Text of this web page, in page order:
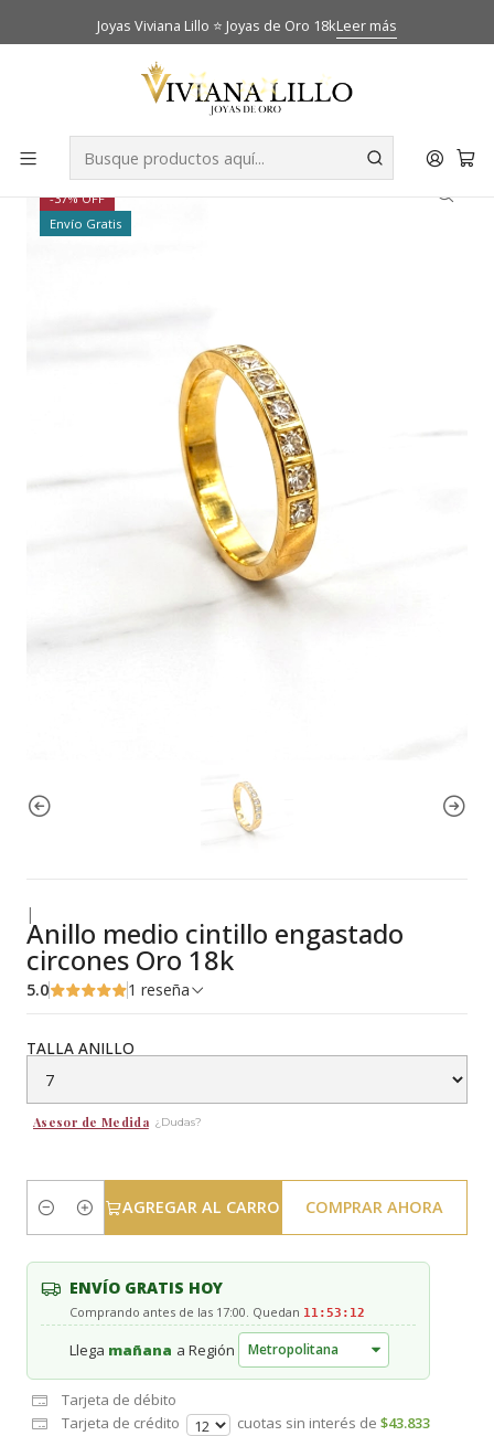
Joyas Viviana Lillo ⭐ Joyas de Oro 18kLeer más
Inicio Catálogo Anillos
Anillo medio cintillo engastado circones Oro 18k
-37% OFF
Envío Gratis
|
Anillo medio cintillo engastado
circones Oro 18k
5.0 1 reseña
TALLA ANILLO
Asesor de Medida ¿Dudas?
Cantidad
AGREGAR AL CARRO COMPRAR AHORA
ENVÍO GRATIS HOY
Comprando antes de las 17:00. Quedan 11:53:11
Llega mañana a Región
Tarjeta de débito
Tarjeta de crédito
cuotas sin interés de $43.833